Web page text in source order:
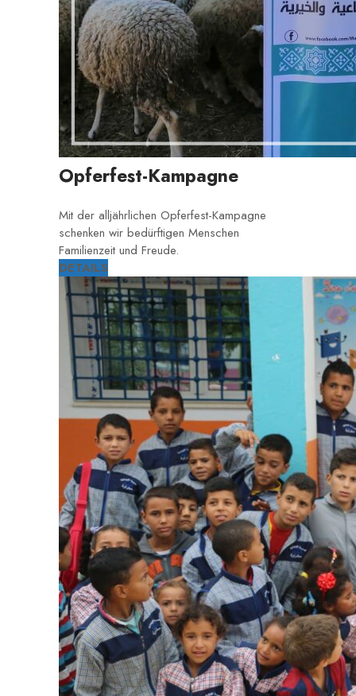
Opferfest-Kampagne
Mit der alljährlichen Opferfest-Kampagne
schenken wir bedürftigen Menschen
Familienzeit und Freude.
DETAILS